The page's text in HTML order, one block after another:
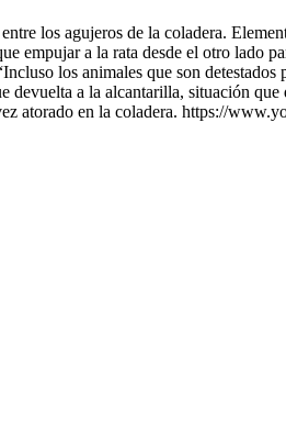
los agujeros de la coladera.
empujar a la rata desde el otro lado
los animales que son detestados
devuelta a la alcantarilla, situación
atorado en la coladera. https://